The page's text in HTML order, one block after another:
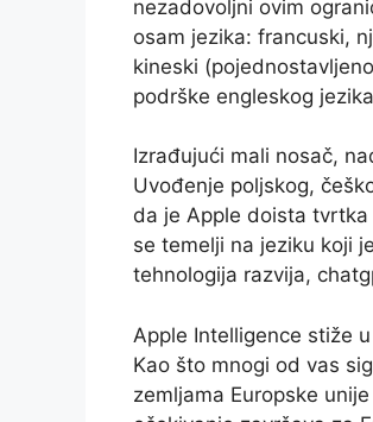
nezadovoljni ovim
osam jezika: francuski,
kineski
podrške engleskog
Izrađujući mali nosač,
Uvođenje poljskog,
da je Apple doista
se temelji na jeziku koji
tehnologija razvija,
Apple Intelligence stiže
Kao što mnogi od vas
zemljama Europske